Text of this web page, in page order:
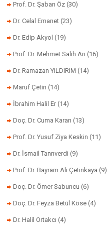
Prof. Dr. Şaban Öz (30)
Dr. Celal Emanet (23)
Dr. Edip Akyol (19)
Prof. Dr. Mehmet Salih Arı (16)
Dr. Ramazan YILDIRIM (14)
Maruf Çetin (14)
İbrahim Halil Er (14)
Doç. Dr. Cuma Karan (13)
Prof. Dr. Yusuf Ziya Keskin (11)
Dr. İsmail Tanrıverdi (9)
Prof. Dr. Bayram Ali Çetinkaya (9)
Doç. Dr. Ömer Sabuncu (6)
Doç. Dr. Feyza Betül Köse (4)
Dr. Halil Ortakcı (4)